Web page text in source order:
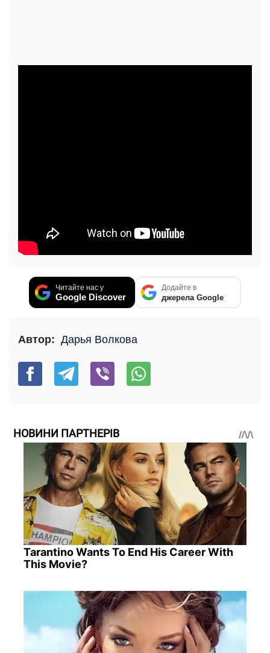
Читайте нас у
Google Discover
Додайте в
джерела Google
Автор: Дарья Волкова
НОВИНИ ПАРТНЕРІВ
Tarantino Wants To End His Career With
This Movie?